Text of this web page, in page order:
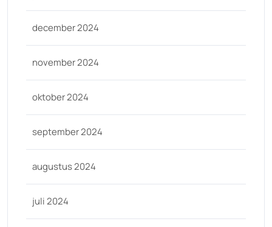
december 2024
november 2024
oktober 2024
september 2024
augustus 2024
juli 2024